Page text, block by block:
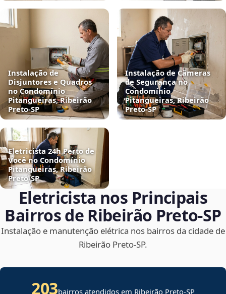
Instalação de
Disjuntores e Quadros
no Condomínio
Pitangueiras, Ribeirão
Preto‑SP
Instalação de Câmeras
de Segurança no
Condomínio
Pitangueiras, Ribeirão
Preto‑SP
Eletricista 24h Perto de
Você no Condomínio
Pitangueiras, Ribeirão
Preto‑SP
Eletricista nos Principais
Bairros de Ribeirão Preto‑SP
Instalação e manutenção elétrica nos bairros da cidade de
Ribeirão Preto‑SP.
203bairros atendidos em Ribeirão Preto-SP